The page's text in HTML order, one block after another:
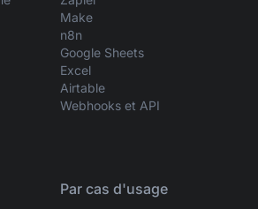
Make
n8n
Google Sheets
Excel
Airtable
Webhooks et API
Par cas d'usage